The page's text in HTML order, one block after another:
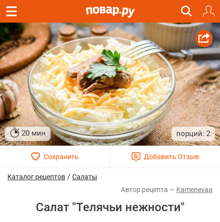
20 мин 2
Каталог рецептов / Салаты
Kamenevaa
Салат "Телячьи нежности"